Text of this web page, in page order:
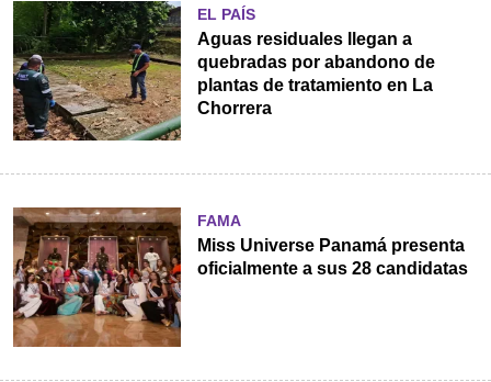
EL PAÍS
Aguas residuales llegan a
quebradas por abandono de
plantas de tratamiento en La
Chorrera
FAMA
Miss Universe Panamá presenta
oficialmente a sus 28 candidatas